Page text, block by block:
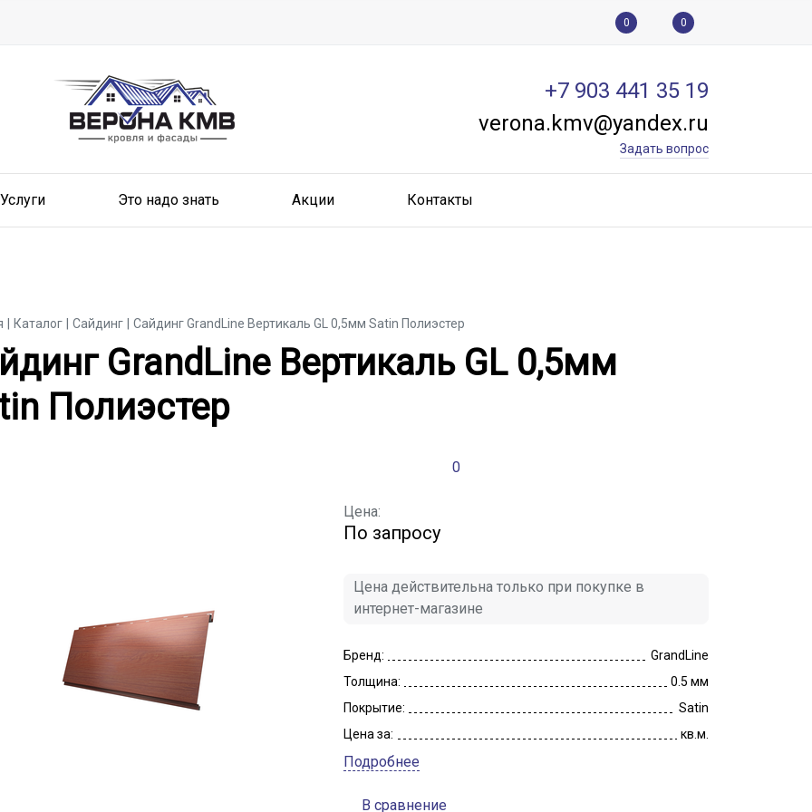
0 0
+7 903 441 35 19
verona.kmv@yandex.ru
Задать вопрос
Услуги Это надо знать Акции Контакты
Каталог Сайдинг Сайдинг GrandLine Вертикаль GL 0,5мм Satin Полиэстер
GrandLine Вертикаль GL 0,5мм Satin
GrandLine Вертикаль GL 0,5мм
Полиэстер
0
Цена:
По запросу
Цена действительна только при покупке в
интернет-магазине
Бренд:
GrandLine
Толщина:
0.5 мм
Покрытие:
Satin
Цена за:
кв.м.
Подробнее
В сравнение